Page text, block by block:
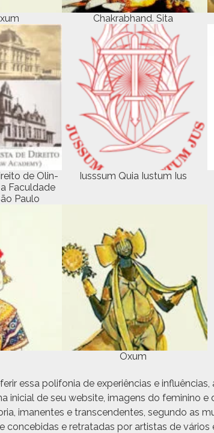
Chakrab­hand. Sita
de Olin­
Fac­ul­dade
Paulo
Iuss­sum Quia Ius­tum Ius
Oxum
essa poli­fo­nia de exper­iên­cias e influên­cias,
ini­cial de seu web­site, ima­gens do fem­i­ni­no
ima­nentes e tran­scen­dentes, segun­do as
con­ce­bidas e retratadas por artis­tas de vários